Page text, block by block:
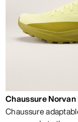
Chaussure
Chaussure